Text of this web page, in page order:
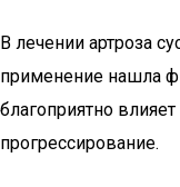
В лечении артроза
применение нашла
благоприятно
прогрессирование.